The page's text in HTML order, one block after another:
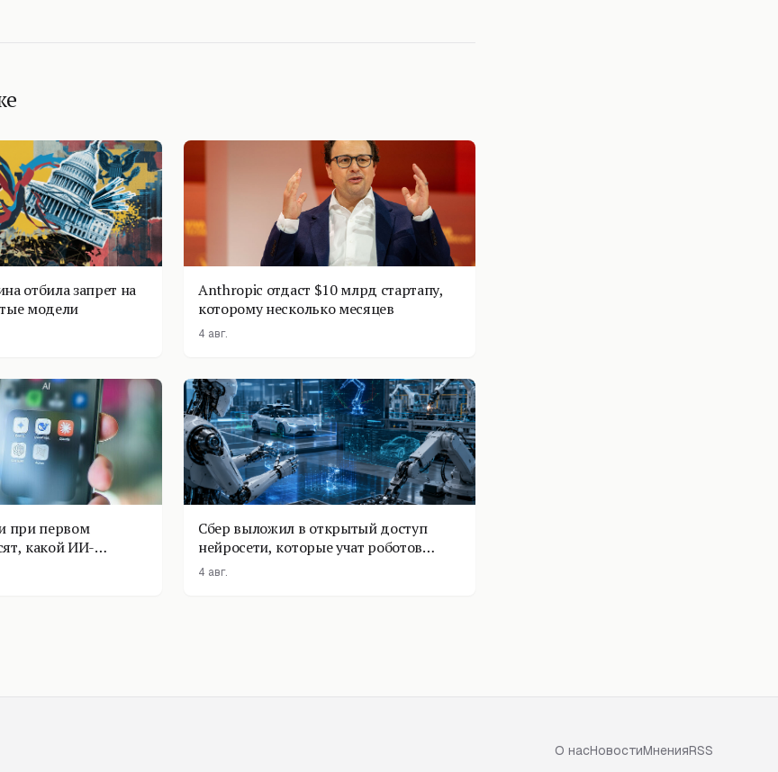
отбила запрет на
модели
Anthropic отдаст $10 млрд стартапу,
которому несколько месяцев
4 авг.
при первом
какой ИИ-
Сбер выложил в открытый доступ
нейросети, которые учат роботов
физике
4 авг.
О насНовостиМненияRSS